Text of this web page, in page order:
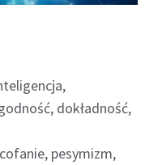
dokładność,
pesymizm,